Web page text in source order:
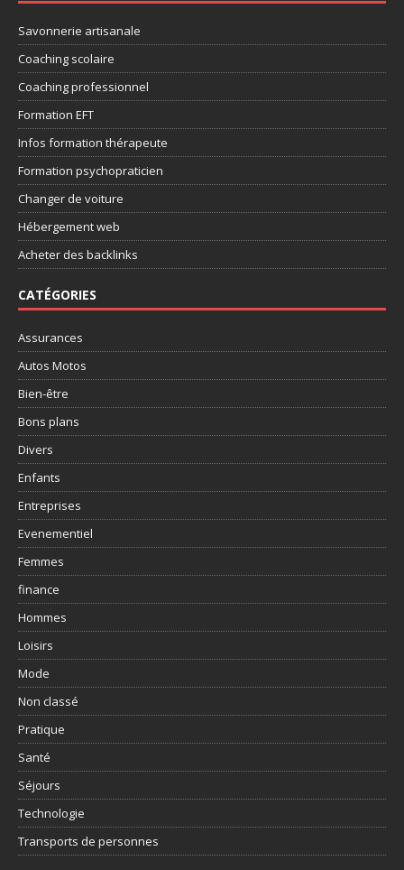
Savonnerie artisanale
Coaching scolaire
Coaching professionnel
Formation EFT
Infos formation thérapeute
Formation psychopraticien
Changer de voiture
Hébergement web
Acheter des backlinks
CATÉGORIES
Assurances
Autos Motos
Bien-être
Bons plans
Divers
Enfants
Entreprises
Evenementiel
Femmes
finance
Hommes
Loisirs
Mode
Non classé
Pratique
Santé
Séjours
Technologie
Transports de personnes